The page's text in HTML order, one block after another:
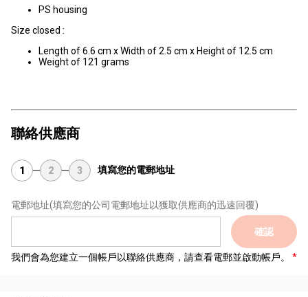
PS housing
Size closed :
Length of 6.6 cm x Width of 2.5 cm x Height of 12.5 cm
Weight of 121 grams
聯絡供應商
1 2 3 填寫您的電郵地址
電郵地址(填寫您的公司電郵地址以獲取供應商的迅速回覆)
確認
我們會為您建立一個帳戶以聯絡供應商，請查看電郵並啟動帳戶。